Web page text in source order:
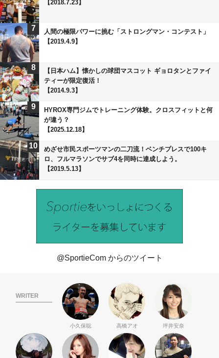
【2018.7.23】
7
人間の極限パワーに挑む「ストロングマン・コンテスト」
【2019.4.9】
8
【日本ハム】懐かしの球団マスコット ギョロタンとファイ
ティーが限定復活！
【2014.9.3】
9
HYROX専門ジムでトレーニング体験。クロスフィットと何
が違う？
【2025.12.18】
10
めざせ市民スポーツマンの二刀流！ベンチプレスで100キ
ロ、フルマラソンでサブ4を同時に達成しよう。
【2019.5.13】
@SportieCom からのツイート
WRITER
小久保聡 高橋アオ 坪井安奈